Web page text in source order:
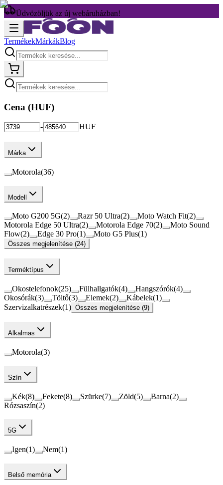
Üdvözöljük az új webáruházban!
TermékekMárkákBlog
Cena (HUF)
- HUF
Márka
Motorola(36)
Modell
Moto G200 5G(2) Razr 50 Ultra(2) Moto Watch Fit(2)
Motorola Edge 50 Ultra(2) Motorola Edge 70(2)
Moto Sound
Flow(2) Edge 30 Pro(1) Moto G5 Plus(1)
Összes megjelenítése (24)
Terméktípus
Okostelefonok(25) Fülhallgatók(4) Hangszórók(4)
Okosórák(3) Töltő(3) Elemek(2) Kábelek(1)
Szervizalkatrészek(1) Összes megjelenítése (9)
Alkalmas
Motorola(3)
Szín
Kék(8) Fekete(8) Szürke(7) Zöld(5) Barna(2)
Rózsaszín(2)
5G
Igen(1) Nem(1)
Belső memória